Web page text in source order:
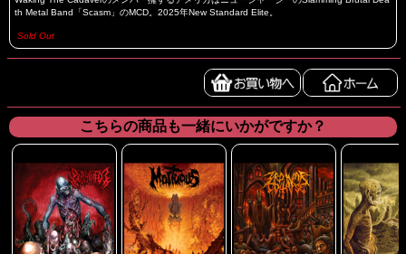
th Metal Band「Scasm」のMCD。2025年New Standard Elite。
Sold Out
こちらの商品も一緒にいかがですか？